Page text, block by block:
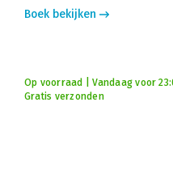
Boek bekijken
Op voorraad | Vandaag voor
Gratis verzonden